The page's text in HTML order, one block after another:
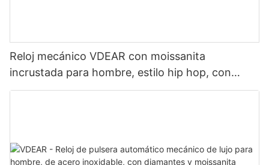
Reloj mecánico VDEAR con moissanita
incrustada para hombre, estilo hip hop, con
detalles brillantes, joyería de lujo y a la moda.